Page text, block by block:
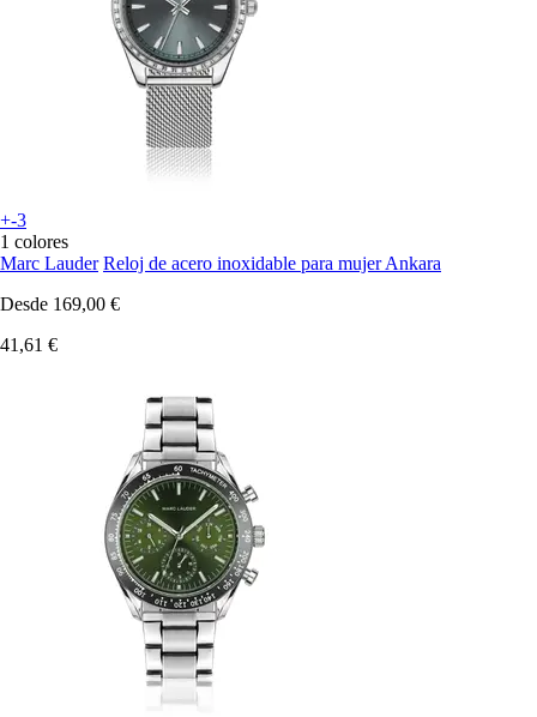
+-3
1 colores
Marc Lauder Reloj de acero inoxidable para mujer Ankara
Desde 169,00 €
41,61 €